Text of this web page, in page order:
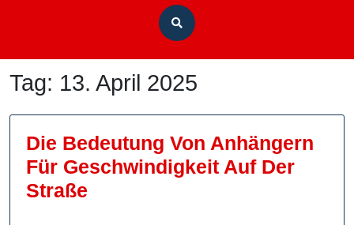
Tag: 13. April 2025
Die Bedeutung Von Anhängern
Für Geschwindigkeit Auf Der
Straße